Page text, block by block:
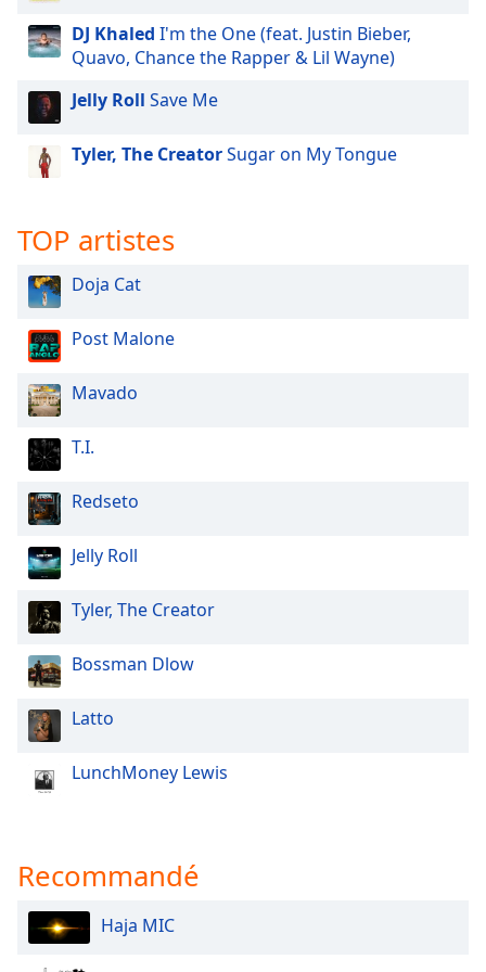
window.
Escape
cancel
and
close
Text
Color
Opacity
Text
Color
Opacity
Caption
Area
Background
Opacity
Font
Edge
Style
DJ Khaled I'm the One (feat. Justin Bieber,
Quavo, Chance the Rapper & Lil Wayne)
Jelly Roll Save Me
Tyler, The CreatorSugar on My Tongue
TOP artistes
Doja Cat
Post Malone
Mavado
T.I.
Redseto
Jelly Roll
Tyler, The Creator
Bossman Dlow
Latto
LunchMoney Lewis
Recommandé
Haja MIC